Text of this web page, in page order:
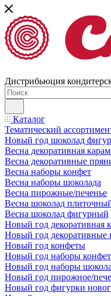
Дистрибьюция
Каталог
Тематический
Новый год шоколад
Весна декоративная
Весна декоративные
Весна наборы конфет
Весна наборы шоколада
Весна пирожные/печенье
Весна шоколад
Весна шоколад фигурный
Новый год декоративная
Новый год декоративные
Новый год конфеты
Новый год наборы конфет
Новый год наборы
Новый год пирожное/
Новый год фигурки